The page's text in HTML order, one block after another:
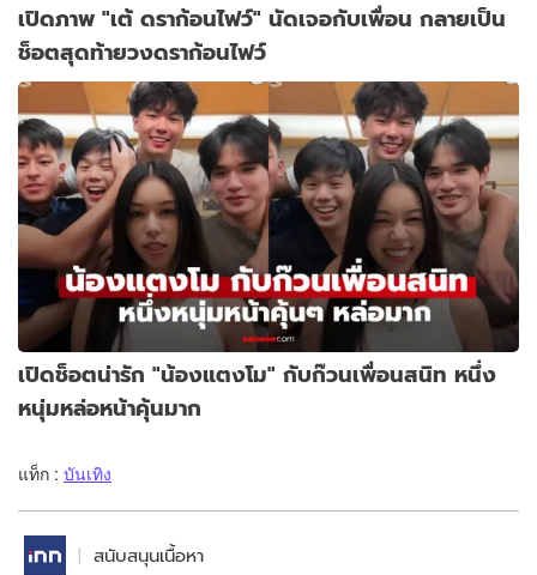
เปิดภาพ "เต้ ดราก้อนไฟว์" นัดเจอกับเพื่อน กลายเป็น
ช็อตสุดท้ายวงดราก้อนไฟว์
เปิดช็อตน่ารัก "น้องแตงโม" กับก๊วนเพื่อนสนิท หนึ่ง
หนุ่มหล่อหน้าคุ้นมาก
แท็ก : บันเทิง
สนับสนุนเนื้อหา